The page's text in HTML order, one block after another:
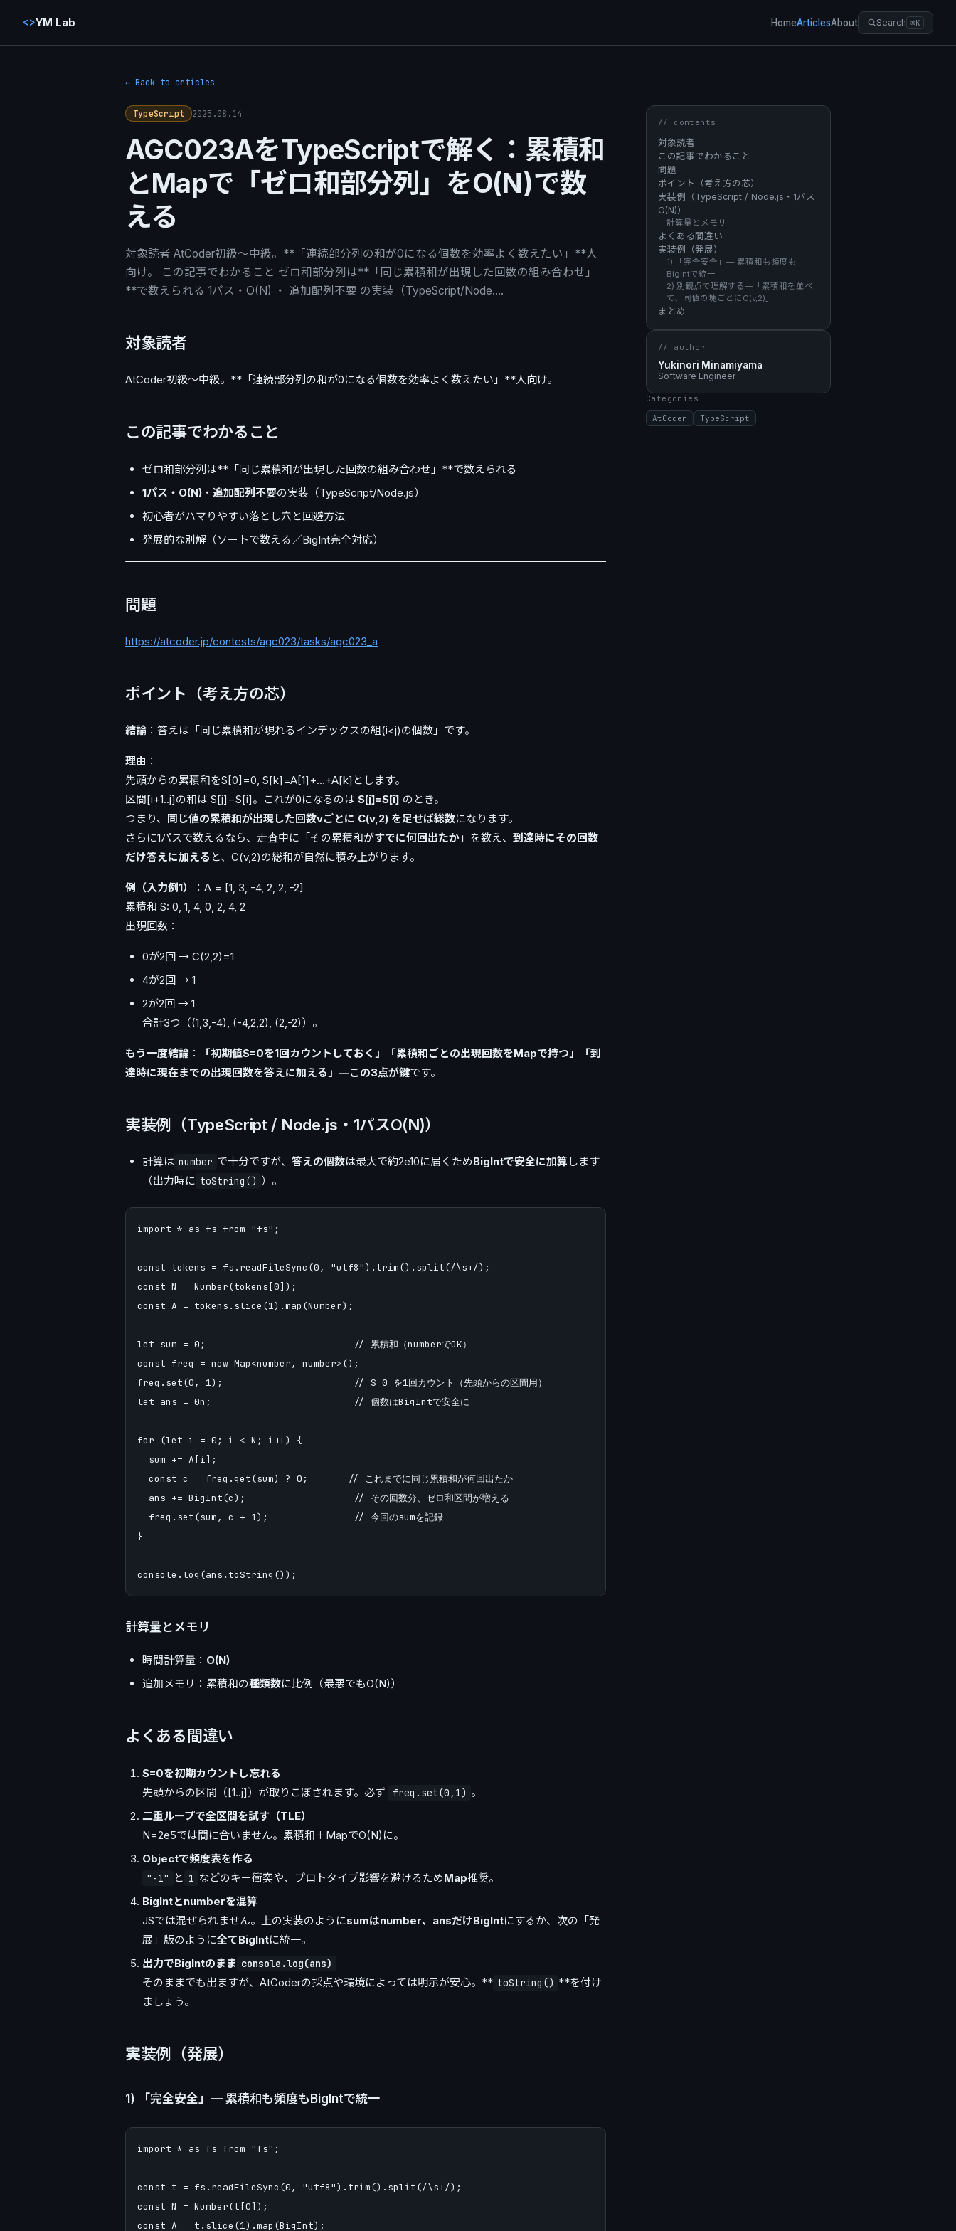
<>YM Lab HomeArticlesAbout Search ⌘K
← Back to articles
TypeScript 2025.08.14
AGC023AをTypeScriptで解く：累積和
とMapで「ゼロ和部分列」をO(N)で数
える
対象読者 AtCoder初級〜中級。**「連続部分列の和が0になる個数を効率よく数えたい」**人
向け。 この記事でわかること ゼロ和部分列は**「同じ累積和が出現した回数の組み合わせ」
**で数えられる 1パス・O(N) ・ 追加配列不要 の実装（TypeScript/Node.…
対象読者
AtCoder初級〜中級。**「連続部分列の和が0になる個数を効率よく数えたい」**人向け。
この記事でわかること
ゼロ和部分列は**「同じ累積和が出現した回数の組み合わせ」**で数えられる
1パス・O(N) ・ 追加配列不要の実装（TypeScript/Node.js）
初心者がハマりやすい落とし穴と回避方法
発展的な別解（ソートで数える／BigInt完全対応）
問題
https://atcoder.jp/contests/agc023/tasks/agc023_a
ポイント（考え方の芯）
結論 ：答えは「同じ累積和が現れるインデックスの組(i<j)の個数」です。
理由 ：
先頭からの累積和をS[0]=0, S[k]=A[1]+…+A[k]とします。
区間[i+1..j]の和は S[j]−S[i]。これが0になるのは S[j]=S[i] のとき。
つまり、 同じ値の累積和が出現した回数vごとに C(v,2) を足せば総数になります。
さらに1パスで数えるなら、走査中に「その累積和がすでに何回出たか 」を数え、 到達時にその回数
だけ答えに加える と、C(v,2)の総和が自然に積み上がります。
例（入力例1）
：A = [1, 3, -4, 2, 2, -2]
累積和 S: 0, 1, 4, 0, 2, 4, 2
出現回数：
0が2回 → C(2,2)=1
4が2回 → 1
2が2回 → 1
合計3つ（(1,3,-4), (-4,2,2), (2,-2)）。
もう一度結論 ：
「初期値S=0を1回カウントしておく」「累積和ごとの出現回数をMapで持つ」「到
達時に現在までの出現回数を答えに加える」—この3点が鍵です。
実装例（TypeScript / Node.js・1パスO(N)）
計算は number で十分ですが、 答えの個数は最大で約2e10に届くためBigIntで安全に加算 します
（出力時に toString() ）。
import * as fs from "fs";
const tokens = fs.readFileSync(0, "utf8").trim().split(/\s+/);
const N = Number(tokens[0]);
const A = tokens.slice(1).map(Number);
let sum = 0;                          // 累積和（numberでOK）
const freq = new Map<number, number>();
freq.set(0, 1);                       // S=0 を1回カウント（先頭からの区間用）
let ans = 0n;                         // 個数はBigIntで安全に
for (let i = 0; i < N; i++) {
  sum += A[i];
  const c = freq.get(sum) ? 0;       // これまでに同じ累積和が何回出たか
  ans += BigInt(c);                   // その回数分、ゼロ和区間が増える
  freq.set(sum, c + 1);               // 今回のsumを記録
}
計算量とメモリ
時間計算量： O(N)
追加メモリ：累積和の種類数に比例（最悪でもO(N)）
よくある間違い
S=0を初期カウントし忘れる
先頭からの区間（[1..j]）が取りこぼされます。必ず
freq.set(0,1) 。
二重ループで全区間を試す（TLE）
N=2e5では間に合いません。累積和＋MapでO(N)に。
Objectで頻度表を作る
"-1" と 1 などのキー衝突や、プロトタイプ影響を避けるためMap推奨。
BigIntとnumberを混算
JSでは混ぜられません。上の実装のようにsumはnumber、ansだけBigIntにするか、次の「発
展」版のように全てBigIntに統一。
出力でBigIntのまま console.log(ans)
そのままでも出ますが、AtCoderの採点や環境によっては明示が安心。** toString() **を付け
ましょう。
実装例（発展）
1) 「完全安全」— 累積和も頻度もBigIntで統一
import * as fs from "fs";
const t = fs.readFileSync(0, "utf8").trim().split(/\s+/);
const N = Number(t[0]);
const A = t.slice(1).map(BigInt);
// contents
対象読者
この記事でわかること
問題
ポイント（考え方の芯）
実装例（TypeScript / Node.js・1パス
O(N)）
計算量とメモリ
よくある間違い
実装例（発展）
1) 「完全安全」— 累積和も頻度も
BigIntで統一
2) 別観点で理解する—「累積和を並べ
て、同値の塊ごとにC(v,2)」
まとめ
// author
Yukinori Minamiyama
Software Engineer
Categories
AtCoder
TypeScript